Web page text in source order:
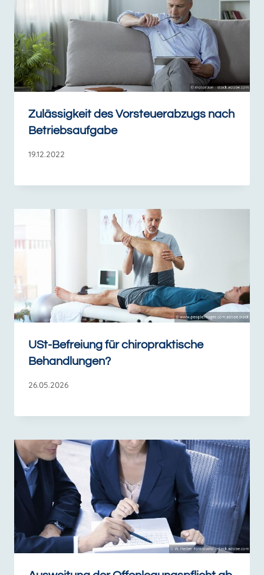
Zulässigkeit des Vorsteuerabzugs nach
Betriebsaufgabe
19.12.2022
USt-Befreiung für chiropraktische
Behandlungen?
26.05.2026